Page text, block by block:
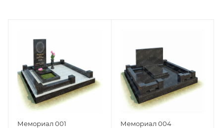
Мемориал 001 Мемориал 004